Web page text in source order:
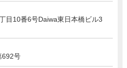
目10番6号Daiwa東日本橋ビル3
692号